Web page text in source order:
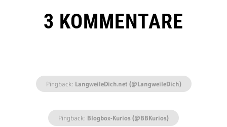
3 KOMMENTARE
Pingback: LangweileDich.net (@LangweileDich)
Pingback: Blogbox-Kurios (@BBKurios)